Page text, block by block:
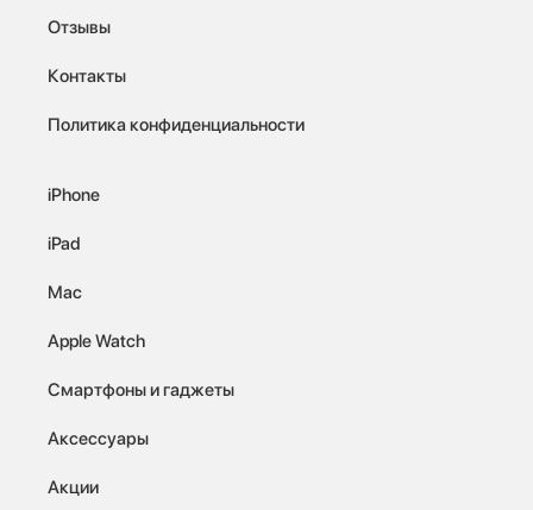
Отзывы
Контакты
Политика конфиденциальности
iPhone
iPad
Mac
Apple Watch
Смартфоны и гаджеты
Аксессуары
Акции